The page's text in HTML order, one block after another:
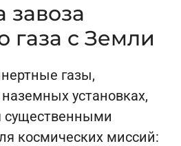
газа с Земли
газы,
установках,
существенными
космических миссий: